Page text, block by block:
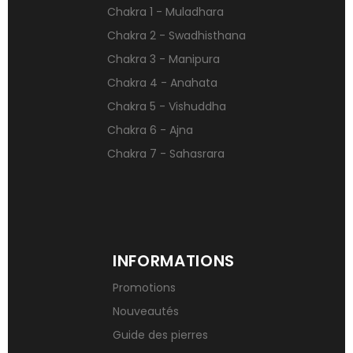
Pierres naturelles contre le stress
Qu’est-ce qu’une gemme ?
Signification des pierres de naissance
Chakra 1 - Muladhara
Chakra 2 - Swadhisthana
Chakra 3 - Manipura
Chakra 4 - Anahata
Chakra 5 - Vishuddha
Chakra 6 - Ajna
Chakra 7 - Sahasrara
INFORMATIONS
Promotions
Nouveautés
Guide des pierres